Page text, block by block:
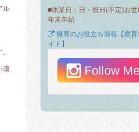
ル
環
■休業日：日・祝日(不定)お盆
年末年始
療育のお役立ち情報【療育
イド】
Follow Me